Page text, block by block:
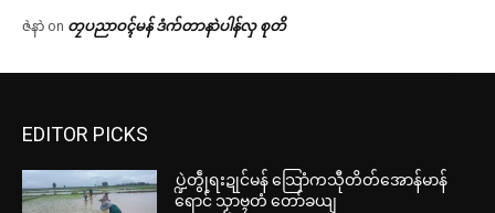
ဇဲနာဲ on တၠပညာဝၚ်မန် ဒံက်တာနာဲပါန်လှ စုတိ
EDITOR PICKS
ပ္ဍဲတွဵုရးဍုင်မန် သြောံကသီုတိတ်အောန်မာန်
ရောင် သၟာဗ္ၚတံ တော်ခယျ